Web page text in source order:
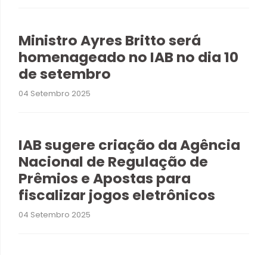
Ministro Ayres Britto será
homenageado no IAB no dia 10
de setembro
04 Setembro 2025
IAB sugere criação da Agência
Nacional de Regulação de
Prêmios e Apostas para
fiscalizar jogos eletrônicos
04 Setembro 2025